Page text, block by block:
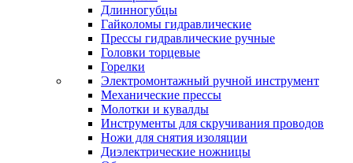
Длинногубцы
Гайколомы гидравлические
Прессы гидравлические ручные
Головки торцевые
Горелки
Электромонтажный ручной инструмент
Механические прессы
Молотки и кувалды
Инструменты для скручивания проводов
Ножи для снятия изоляции
Диэлектрические ножницы